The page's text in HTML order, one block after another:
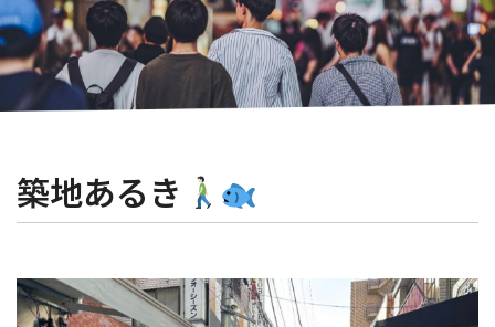
築地あるき